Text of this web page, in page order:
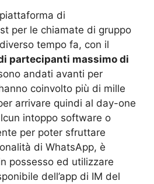
di
per le chiamate di gruppo
tempo fa, con il
partecipanti massimo di
andati avanti per
coinvolto più di mille
arrivare quindi al day-one
intoppo software o
per poter sfruttare
di WhatsApp, è
possesso ed utilizzare
dell’app di IM del